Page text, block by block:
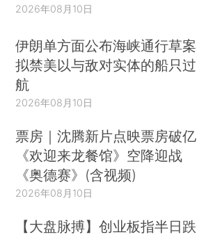
2026年08月10日
伊朗单方面公布海峡通行草案
拟禁美以与敌对实体的船只过
航
2026年08月10日
票房｜沈腾新片点映票房破亿
《欢迎来龙餐馆》空降迎战
《奥德赛》(含视频)
2026年08月10日
【大盘脉搏】创业板指半日跌